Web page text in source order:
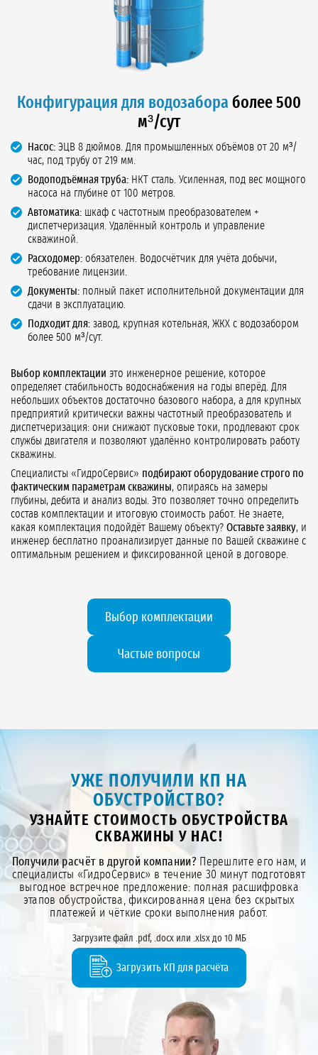
Конфигурация для водозабора более 500
м³/сут
Насос: ЭЦВ 8 дюймов. Для промышленных объёмов от 20 м³/
час, под трубу от 219 мм.
Водоподъёмная труба: НКТ сталь. Усиленная, под вес мощного
насоса на глубине от 100 метров.
Автоматика: шкаф с частотным преобразователем +
диспетчеризация. Удалённый контроль и управление
скважиной.
Расходомер: обязателен. Водосчётчик для учёта добычи,
требование лицензии.
Документы: полный пакет исполнительной документации для
сдачи в эксплуатацию.
Подходит для: завод, крупная котельная, ЖКХ с водозабором
более 500 м³/сут.
Выбор комплектации это инженерное решение, которое
определяет стабильность водоснабжения на годы вперёд. Для
небольших объектов достаточно базового набора, а для крупных
предприятий критически важны частотный преобразователь и
диспетчеризация: они снижают пусковые токи, продлевают срок
службы двигателя и позволяют удалённо контролировать работу
скважины.
Специалисты «ГидроСервис» подбирают оборудование строго по
фактическим параметрам скважины, опираясь на замеры
глубины, дебита и анализ воды. Это позволяет точно определить
состав комплектации и итоговую стоимость работ. Не знаете,
какая комплектация подойдёт Вашему объекту? Оставьте заявку, и
инженер бесплатно проанализирует данные по Вашей скважине с
оптимальным решением и фиксированной ценой в договоре.
Выбор комплектации
Частые вопросы
УЖЕ ПОЛУЧИЛИ КП НА
ОБУСТРОЙСТВО?
УЗНАЙТЕ СТОИМОСТЬ ОБУСТРОЙСТВА
СКВАЖИНЫ У НАС!
Получили расчёт в другой компании?Перешлите его нам, и
специалисты «ГидроСервис» в течение 30 минут подготовят
выгодное встречное предложение: полная расшифровка
этапов обустройства, фиксированная цена без скрытых
платежей и чёткие сроки выполнения работ.
Загрузите файл .pdf, .docx или .xlsx до 10 МБ
Загрузить КП для расчёта